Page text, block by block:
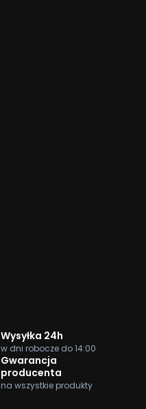
Wysyłka 24h
w dni robocze do 14:00
Gwarancja
producenta
na wszystkie produkty